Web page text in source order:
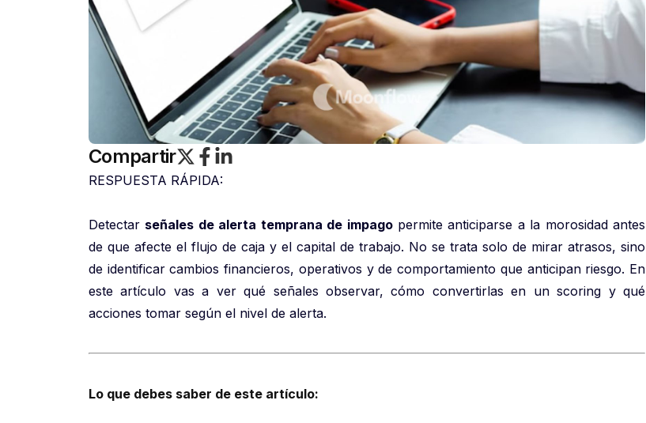
Compartir
RESPUESTA RÁPIDA:
Detectar señales de alerta temprana de impagopermite anticiparse a la morosidad antes
de que afecte el flujo de caja y el capital de trabajo. No se trata solo de mirar atrasos, sino
de identificar cambios financieros, operativos y de comportamiento que anticipan riesgo. En
este artículo vas a ver qué señales observar, cómo convertirlas en un scoring y qué
acciones tomar según el nivel de alerta.
Lo que debes saber de este artículo: